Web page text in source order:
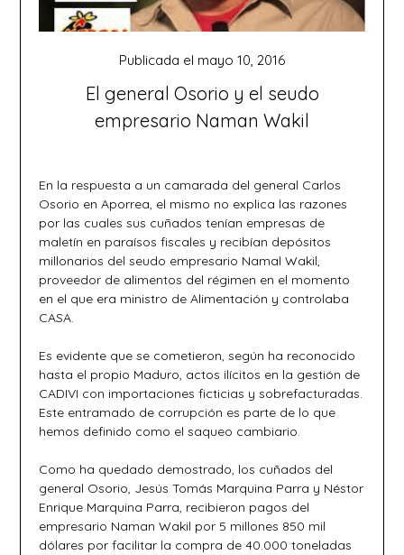
El general Osorio y el seudo
empresario Naman Wakil
Publicada el mayo 10, 2016
En la respuesta a un camarada del general Carlos
Osorio en Aporrea, el mismo no explica las razones
por las cuales sus cuñados tenían empresas de
maletín en paraísos fiscales y recibían depósitos
millonarios del seudo empresario Namal Wakil,
proveedor de alimentos del régimen en el momento
en el que era ministro de Alimentación y controlaba
CASA.
Es evidente que se cometieron, según ha reconocido
hasta el propio Maduro, actos ilícitos en la gestión de
CADIVI con importaciones ficticias y sobrefacturadas.
Este entramado de corrupción es parte de lo que
hemos definido como el saqueo cambiario.
Como ha quedado demostrado, los cuñados del
general Osorio, Jesús Tomás Marquina Parra y Néstor
Enrique Marquina Parra, recibieron pagos del
empresario Naman Wakil por 5 millones 850 mil
dólares por facilitar la compra de 40.000 toneladas